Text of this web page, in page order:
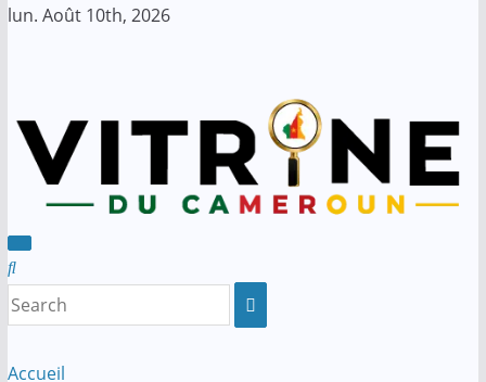
Skip
lun. Août 10th, 2026
Accueil